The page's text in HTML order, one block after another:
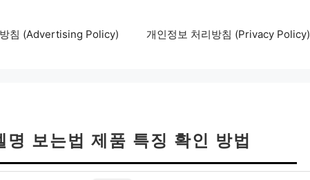
침 (Advertising Policy) 개인정보 처리방침 (Privacy Policy)
명 보는법 제품 특징 확인 방법